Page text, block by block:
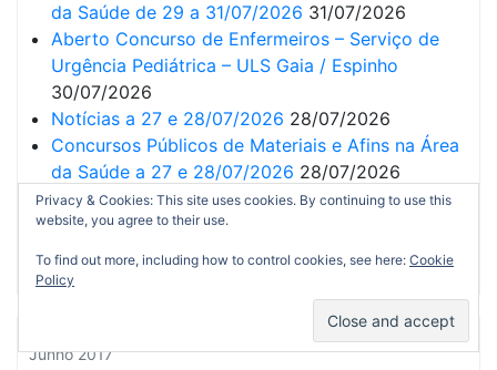
da Saúde de 29 a 31/07/2026 31/07/2026
Aberto Concurso de Enfermeiros – Serviço de
Urgência Pediátrica – ULS Gaia / Espinho
30/07/2026
Notícias a 27 e 28/07/2026 28/07/2026
Concursos Públicos de Materiais e Afins na Área
da Saúde a 27 e 28/07/2026 28/07/2026
Concursos abertos e listas de 20 a 24/07/2026
24/07/2026
Notícias de 22 a 24/07/2026
24/07/2026
Junho 2017
Privacy & Cookies: This site uses cookies. By continuing to use this
website, you agree to their use.
To find out more, including how to control cookies, see here: Cookie
Policy